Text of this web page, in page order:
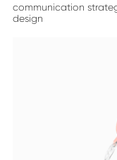
communication
design